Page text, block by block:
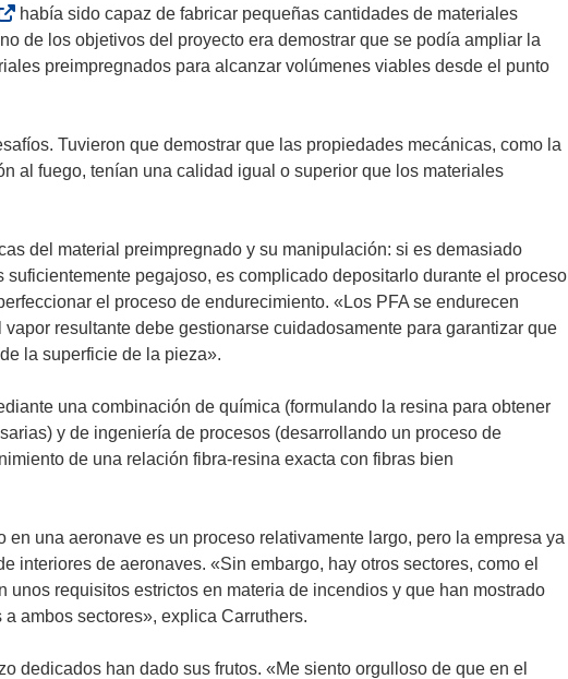
había sido capaz de fabricar pequeñas cantidades de materiales
de los objetivos del proyecto era demostrar que se podía ampliar la
preimpregnados para alcanzar volúmenes viables desde el punto
Tuvieron que demostrar que las propiedades mecánicas, como la
al fuego, tenían una calidad igual o superior que los materiales
del material preimpregnado y su manipulación: si es demasiado
pegajoso, es complicado depositarlo durante el proceso
el proceso de endurecimiento. «Los PFA se endurecen
resultante debe gestionarse cuidadosamente para garantizar que
la superficie de la pieza».
una combinación de química (formulando la resina para obtener
y de ingeniería de procesos (desarrollando un proceso de
de una relación fibra-resina exacta con fibras bien
en una aeronave es un proceso relativamente largo, pero la empresa ya
interiores de aeronaves. «Sin embargo, hay otros sectores, como el
unos requisitos estrictos en materia de incendios y que han mostrado
ambos sectores», explica Carruthers.
dedicados han dado sus frutos. «Me siento orgulloso de que en el